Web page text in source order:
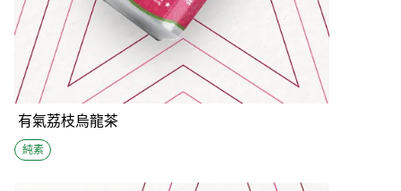
有氣荔枝烏龍茶
純素